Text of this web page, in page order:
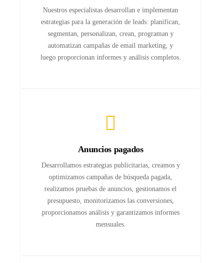
Nuestros especialistas desarrollan e implementan
estrategias para la generación de leads: planifican,
segmentan, personalizan, crean, programan y
automatizan campañas de email marketing, y
luego proporcionan informes y análisis completos.
Anuncios pagados
Desarrollamos estrategias publicitarias, creamos y
optimizamos campañas de búsqueda pagada,
realizamos pruebas de anuncios, gestionamos el
presupuesto, monitorizamos las conversiones,
proporcionamos análisis y garantizamos informes
mensuales.